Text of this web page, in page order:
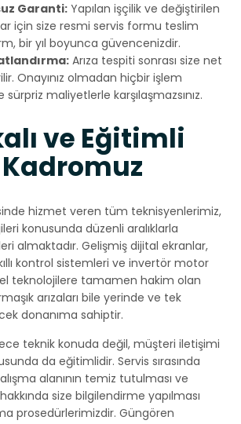
Garanti:Yapılan işçilik ve değiştirilen
için size resmi servis formu teslim
bir yıl boyunca güvencenizdir.
Arıza tespiti sonrası size net
Onayınız olmadan hiçbir işlem
sürpriz maliyetlerle karşılaşmazsınız.
ve Eğitimli
hizmet veren tüm teknisyenlerimiz,
konusunda düzenli aralıklarla
almaktadır. Gelişmiş dijital ekranlar,
kontrol sistemleri ve invertör motor
teknolojilere tamamen hakim olan
arızaları bile yerinde ve tek
donanıma sahiptir.
teknik konuda değil, müşteri iletişimi
da eğitimlidir. Servis sırasında
alanının temiz tutulması ve
size bilgilendirme yapılması
prosedürlerimizdir. Güngören